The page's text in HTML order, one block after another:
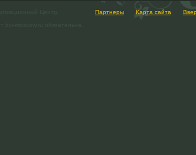
Партнеры Карта сайта